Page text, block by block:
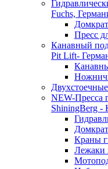
Fuchs,
Пресс
Канавный
Pit Lift-
NEW-Пресса
ShiningBerg -
Краны
Лежаки